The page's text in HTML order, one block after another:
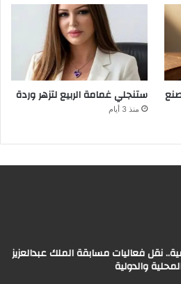
ستنجلي غمامة الربيع لتزهر وردة
منذ 3 أيام
نقل فعاليات مسابقة الملك عبدالعزيز
والدولية